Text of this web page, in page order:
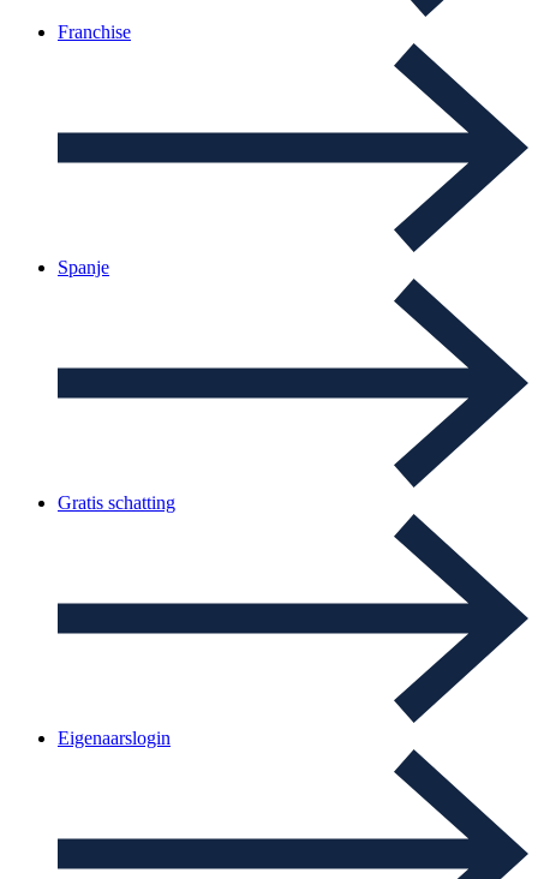
Franchise
Spanje
Gratis schatting
Eigenaarslogin